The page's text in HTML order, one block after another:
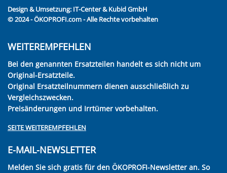
Design & Umsetzung: IT-Center & Kubid GmbH
© 2024 - ÖKOPROFI.com - Alle Rechte vorbehalten
WEITEREMPFEHLEN
Bei den genannten Ersatzteilen handelt es sich nicht um
Original-Ersatzteile.
Original Ersatzteilnummern dienen ausschließlich zu
Vergleichszwecken.
Preisänderungen und Irrtümer vorbehalten.
SEITE WEITEREMPFEHLEN
E-MAIL-NEWSLETTER
Melden Sie sich gratis für den ÖKOPROFI-Newsletter an. So